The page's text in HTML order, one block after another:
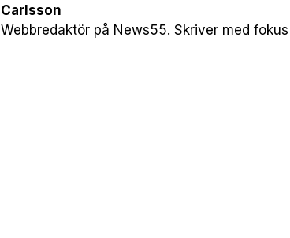
Carlsson
Webbredaktör på News55. Skriver med